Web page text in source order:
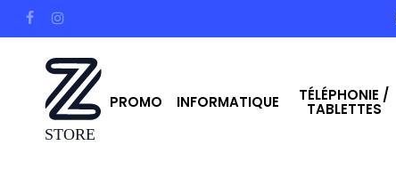
to
facebookinstagram
PROMO INFORMATIQUE TÉLÉPHONIE /
TABLETTES